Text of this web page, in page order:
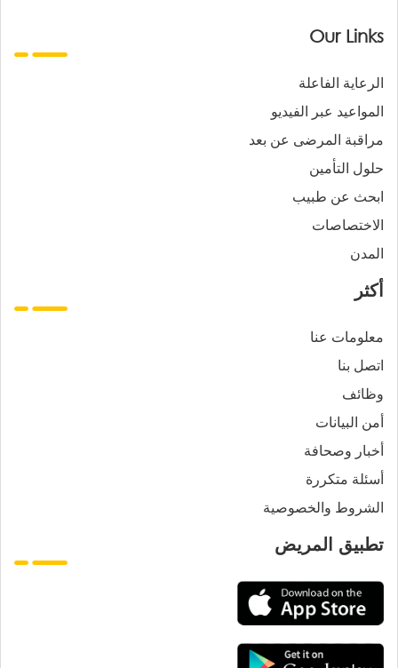
Our Links
الرعاية الفاعلة
المواعيد عبر الفيديو
مراقبة المرضى عن بعد
حلول التأمين
ابحث عن طبيب
الاختصاصات
المدن
أكثر
معلومات عنا
اتصل بنا
وظائف
أمن البيانات
أخبار وصحافة
أسئلة متكررة
الشروط والخصوصية
تطبيق المريض